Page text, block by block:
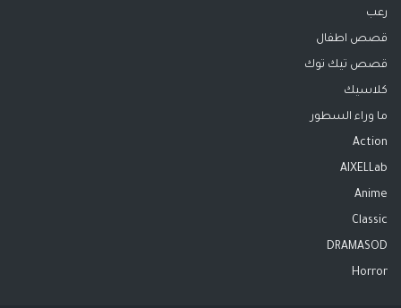
رعب
قصص اطفال
قصص تيك توك
كلاسيك
ما وراء السطور
Action
AIXELLab
Anime
Classic
DRAMASOD
Horror